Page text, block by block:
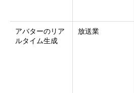
アバターのリア
ルタイム生成
放送業